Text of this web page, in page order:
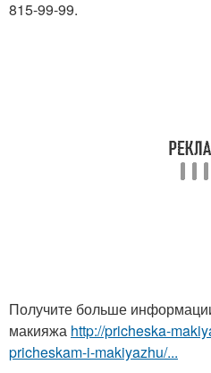
815-99-99.
Получите больше
макияжа http://pricheska-
pricheskam-i-makiyazhu/...